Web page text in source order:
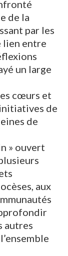
de la
par les
lien entre
un large
cœurs et
de
de
» ouvert
aux
autres